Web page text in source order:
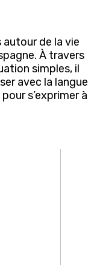
de la vie
À travers
simples, il
avec la langue
s’exprimer à